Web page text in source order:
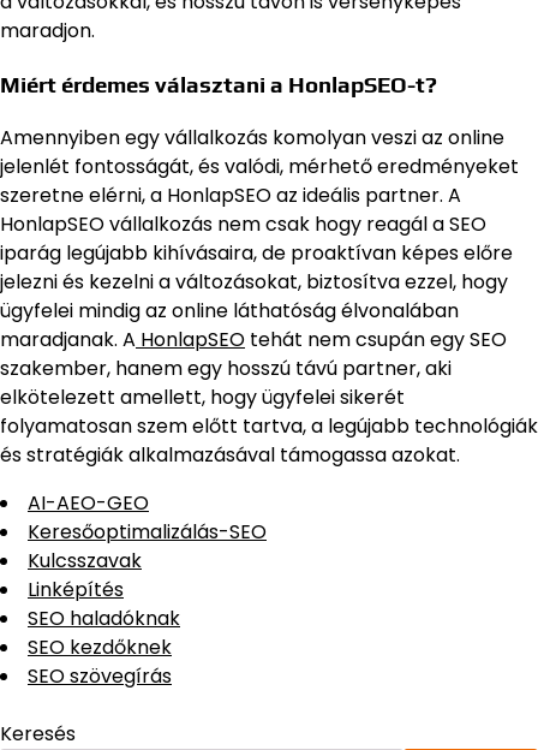
maradjon.
Miért érdemes választani a HonlapSEO-t?
Amennyiben egy vállalkozás komolyan veszi az online
jelenlét fontosságát, és valódi, mérhető eredményeket
szeretne elérni, a HonlapSEO az ideális partner. A
HonlapSEO vállalkozás nem csak hogy reagál a SEO
iparág legújabb kihívásaira, de proaktívan képes előre
jelezni és kezelni a változásokat, biztosítva ezzel, hogy
ügyfelei mindig az online láthatóság élvonalában
maradjanak. A HonlapSEO tehát nem csupán egy SEO
szakember, hanem egy hosszú távú partner, aki
elkötelezett amellett, hogy ügyfelei sikerét
folyamatosan szem előtt tartva, a legújabb technológiák
és stratégiák alkalmazásával támogassa azokat.
AI-AEO-GEO
Keresőoptimalizálás-SEO
Kulcsszavak
Linképítés
SEO haladóknak
SEO kezdőknek
SEO szövegírás
Keresés